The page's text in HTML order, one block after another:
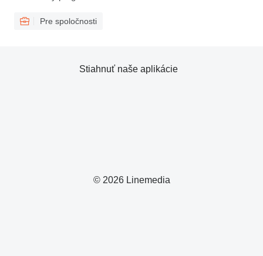
Pre spoločnosti
© 2026 Linemedia
Stiahnuť naše aplikácie